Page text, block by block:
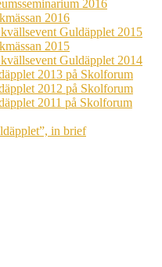
2016
2016
Guldäpplet 2015
2015
Guldäpplet 2014
2013 på Skolforum
2012 på Skolforum
2011 på Skolforum
in brief